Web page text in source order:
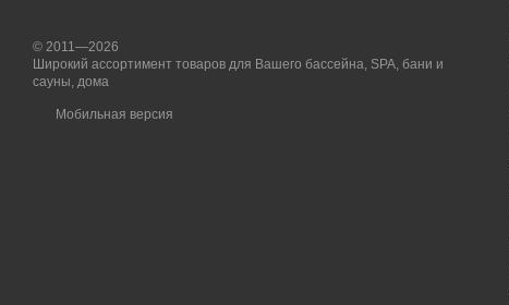
© 2011—2026
Широкий ассортимент товаров для Вашего бассейна, SPA, бани и
сауны, дома
Мобильная версия